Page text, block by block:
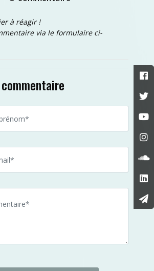
à réagir !
via le formulaire ci-